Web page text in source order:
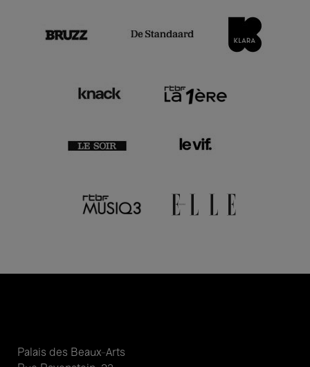
Palais des Beaux-Arts